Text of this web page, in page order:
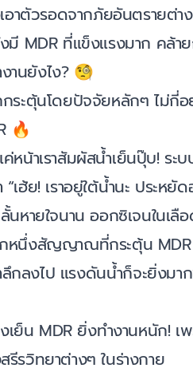
อาตัวรอดจากภัยอันตรายต่
MDR ที่แข็งแรงมาก คล้า
านยังไง? 🧐
กระตุ้นโดยปัจจัยหลักๆ ไม่กี่
🔥
หน้าเราสัมผัสน้ำเย็นปุ๊บ! ร
เฮ้ย! เราอยู่ใต้น้ำนะ ประหยั
หายใจนาน ออกซิเจนในเลื
หนึ่งสัญญาณที่กระตุ้น MDR
ลงไป แรงดันน้ำก็จะยิ่งมา
ย็น MDR ยิ่งทำงานหนัก! เ
รีรวิทยาต่างๆ ในร่างกาย